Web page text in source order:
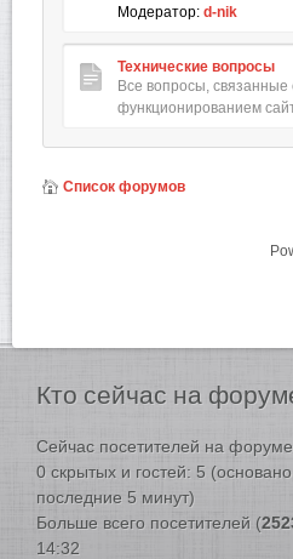
Модератор: d-nik
Технические вопросы
Все вопросы, связанные
функционированием
Список форумов
Кто сейчас на
Сейчас посетителей на
0 скрытых и гостей: 5
последние 5 минут)
Больше всего посетителей (
14:32